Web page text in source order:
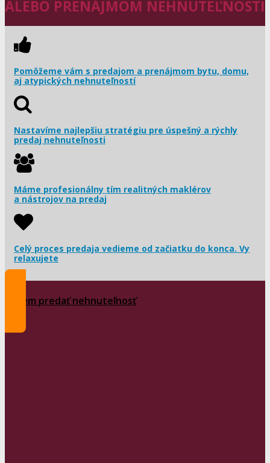
ALEBO PRENÁJMOM NEHNUTEĽNOSTI
Pomôžeme vám s predajom a prenájmom bytu, domu,
aj atypických nehnuteľností
Nastavíme najlepšiu stratégiu pre úspešný a rýchly
predaj nehnuteľnosti
Máme profesionálny tím realitných maklérov
a nástrojov na predaj
Celý proces predaja vedieme od začiatku do konca. Vy
relaxujete
Chcem predať nehnuteľnosť